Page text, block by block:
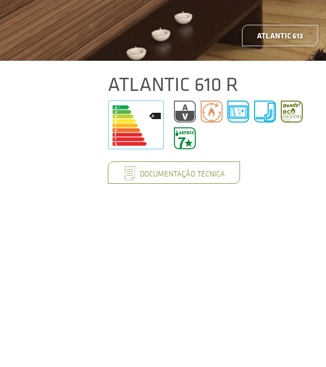
ATLANTIC 613
ATLANTIC 610 R
DOCUMENTAÇÃO TÉCNICA